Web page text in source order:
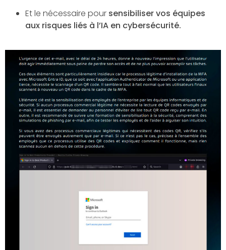
Et le nécessaire pour sensibiliser vos équipes
aux risques liés à l’IA en cybersécurité.